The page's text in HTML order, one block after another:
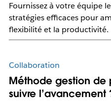
Fournissez à votre équipe
stratégies efficaces pour
flexibilité et la productivité.
Collaboration
Méthode gestion de
suivre l’avancement